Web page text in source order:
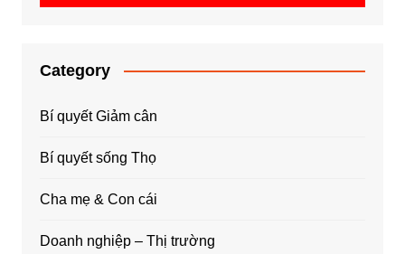
Category
Bí quyết Giảm cân
Bí quyết sống Thọ
Cha mẹ & Con cái
Doanh nghiệp – Thị trường